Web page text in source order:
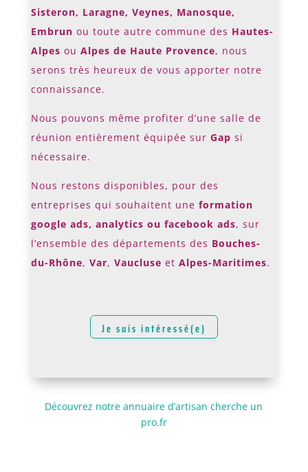
Sisteron, Laragne, Veynes, Manosque,
Embrun ou toute autre commune des Hautes-
Alpes ou Alpes de Haute Provence, nous
serons très heureux de vous apporter notre
connaissance.
Nous pouvons même profiter d’une salle de
réunion entièrement équipée sur Gap si
nécessaire.
Nous restons disponibles, pour des
entreprises qui souhaitent une formation
google ads, analytics ou facebook ads, sur
l’ensemble des départements des Bouches-
du-Rhône, Var, Vaucluse et Alpes-Maritimes.
Je suis intéressé(e)
Découvrez notre annuaire d’artisan cherche un
pro.fr